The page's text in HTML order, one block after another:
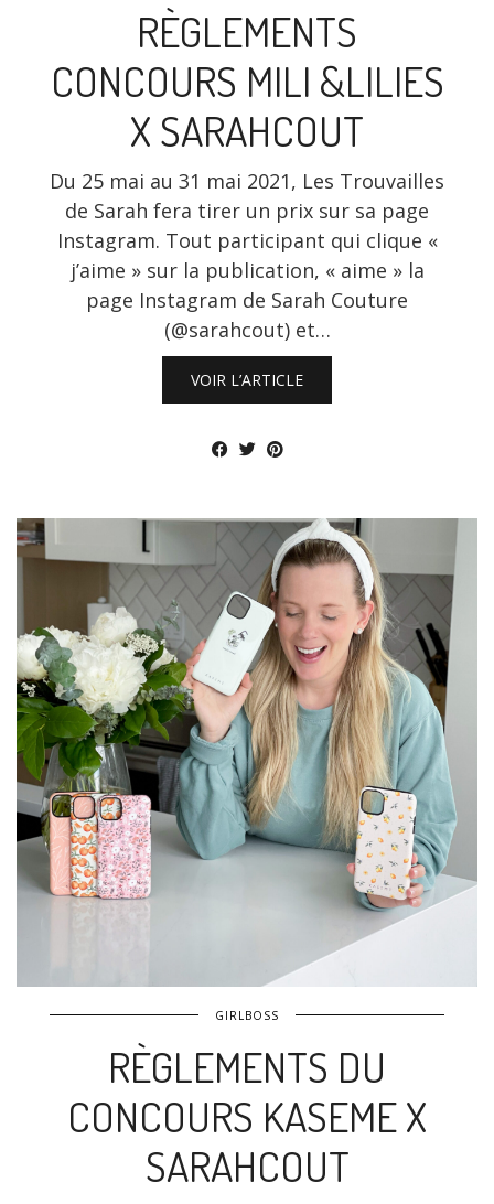
RÈGLEMENTS
CONCOURS MILI &LILIES
X SARAHCOUT
Du 25 mai au 31 mai 2021, Les Trouvailles
de Sarah fera tirer un prix sur sa page
Instagram. Tout participant qui clique «
j’aime » sur la publication, « aime » la
page Instagram de Sarah Couture
(@sarahcout) et…
VOIR L’ARTICLE
GIRLBOSS
RÈGLEMENTS DU
CONCOURS KASEME X
SARAHCOUT